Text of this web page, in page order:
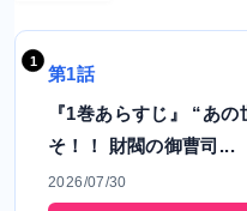
第1話
『1巻あらすじ』 “あ
そ！！ 財閥の御曹司...
2026/07/30